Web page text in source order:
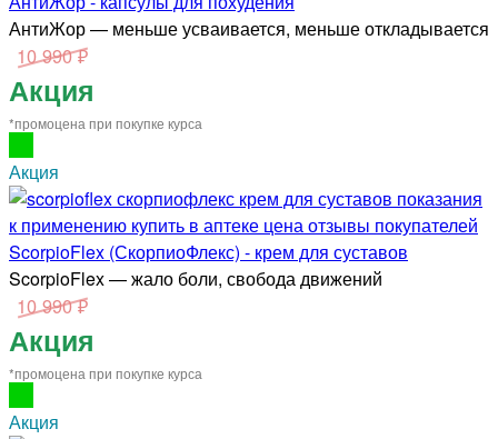
АнтиЖор — меньше усваивается, меньше откладывается
10 990 ₽
Акция
*промоцена при покупке курса
Акция
ScorpioFlex (СкорпиоФлекс) - крем для суставов
ScorpioFlex — жало боли, свобода движений
10 990 ₽
Акция
*промоцена при покупке курса
Акция